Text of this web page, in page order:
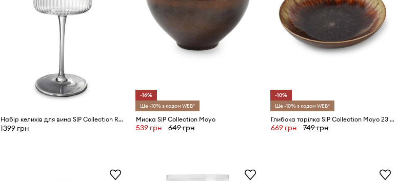
Набір келихів для вина S|P Collection Ray 520 ml 4-pack
1399 грн
-16%
Ще -10% з кодом WEB*
Миска S|P Collection Moyo
539 грн 649 грн
-10%
Ще -10% з кодом WEB*
Глибока тарілка S|P Collection Moyo 23 cm
669 грн 749 грн